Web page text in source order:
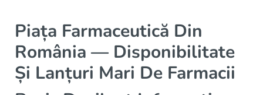
Piața Farmaceutică Din
România — Disponibilitate
Și Lanțuri Mari De Farmacii